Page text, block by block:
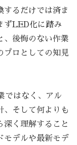
するだけでは済ま
ずLED化に踏み
、後悔のない作業
プロとしての知見
ではなく、アル
、そして何よりも
深く理解すること
モデルや最新モデ